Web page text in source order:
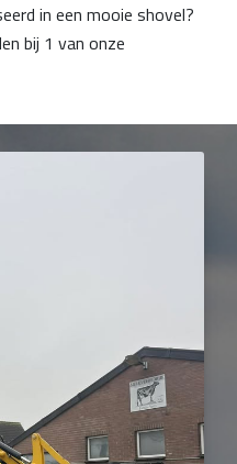
in een mooie shovel?
bij 1 van onze